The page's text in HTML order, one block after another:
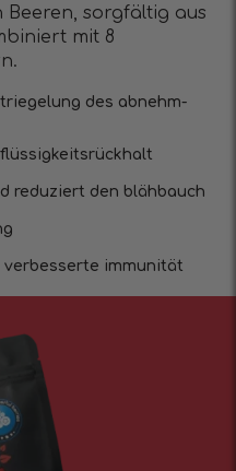
sorgfältig aus
mit 8
des abnehm-
reduziert den blähbauch
immunität